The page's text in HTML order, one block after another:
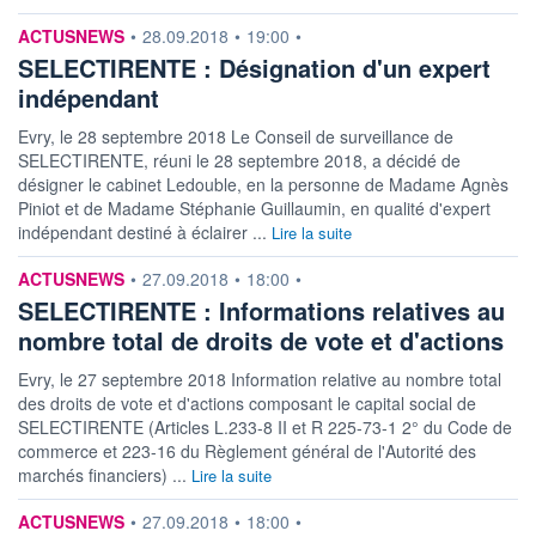
information fournie par
ACTUSNEWS • 28.09.2018 • 19:00 •
SELECTIRENTE : Désignation d'un expert
indépendant
Evry, le 28 septembre 2018 Le Conseil de surveillance de
SELECTIRENTE, réuni le 28 septembre 2018, a décidé de
désigner le cabinet Ledouble, en la personne de Madame Agnès
Piniot et de Madame Stéphanie Guillaumin, en qualité d'expert
indépendant destiné à éclairer ... Lire la suite
information fournie par
ACTUSNEWS • 27.09.2018 • 18:00 •
SELECTIRENTE : Informations relatives au
nombre total de droits de vote et d'actions
Evry, le 27 septembre 2018 Information relative au nombre total
des droits de vote et d'actions composant le capital social de
SELECTIRENTE (Articles L.233-8 II et R 225-73-1 2° du Code de
commerce et 223-16 du Règlement général de l'Autorité des
marchés financiers) ... Lire la suite
information fournie par
ACTUSNEWS • 27.09.2018 • 18:00 •